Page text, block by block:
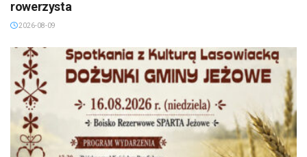
rowerzysta
2026-08-09